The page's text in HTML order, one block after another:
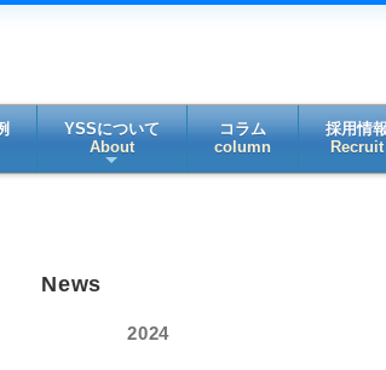
YSSについて
About
コラム
column
採用情報
Recruit
News
2024